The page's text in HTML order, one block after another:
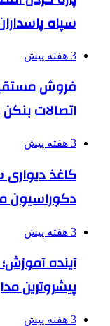
سپاه
3 هفته پیش
فروش مستقیم
اتصالات
3 هفته پیش
کاغذ دیواری
دکوراسیون
3 هفته پیش
آینده
پیشروترین
3 هفته پیش